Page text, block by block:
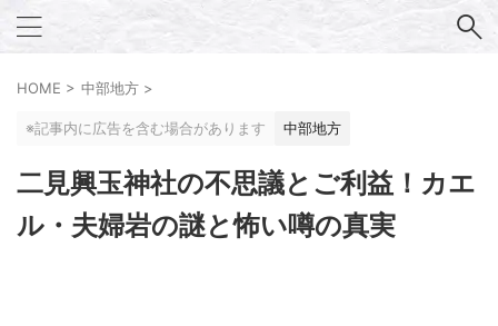
HOME > 中部地方 >
※記事内に広告を含む場合があります 中部地方
二見興玉神社の不思議とご利益！カエ
ル・夫婦岩の謎と怖い噂の真実